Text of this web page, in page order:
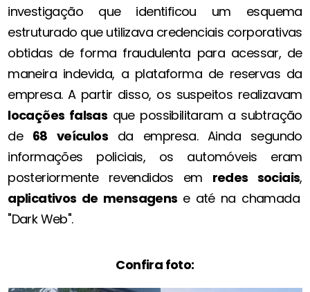
investigação que identificou um esquema
estruturado que utilizava credenciais corporativas
obtidas de forma fraudulenta para acessar, de
maneira indevida, a plataforma de reservas da
empresa. A partir disso, os suspeitos realizavam
locações falsas que possibilitaram a subtração
de 68 veículos da empresa. Ainda segundo
informações policiais, os automóveis eram
posteriormente revendidos em redes sociais,
aplicativos de mensagens e até na chamada
"Dark Web".
Confira foto: